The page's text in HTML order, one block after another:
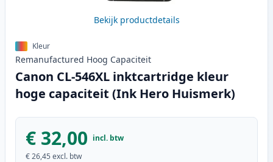
Bekijk productdetails
Kleur
Remanufactured Hoog Capaciteit
Canon CL-546XL inktcartridge kleur
hoge capaciteit (Ink Hero Huismerk)
€ 32,00 incl. btw
€ 26,45 excl. btw